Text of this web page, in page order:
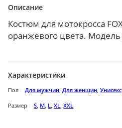
Описание
Костюм для мотокросса
оранжевого цвета. Модель
мужчинам, так и
из полиэстера, благодаря
износостойкой и
воздухопроницаемость,
вентиляцию и
вызывает раздражения
Характеристики
Пол Для мужчин,Для женщин,Унисекс
Размер S, M, L,XL,XXL